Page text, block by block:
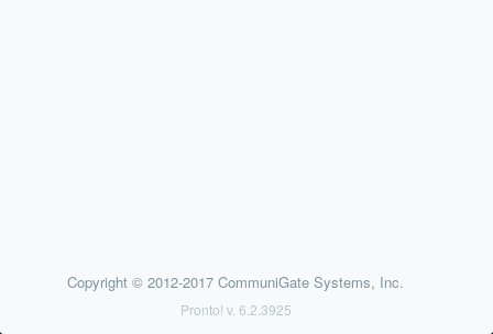
Copyright © 2012-2017 CommuniGate Systems, Inc.
Pronto! v. 6.2.3925